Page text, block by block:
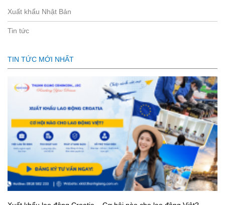
Xuất khẩu Nhật Bản
Tin tức
TIN TỨC MỚI NHẤT